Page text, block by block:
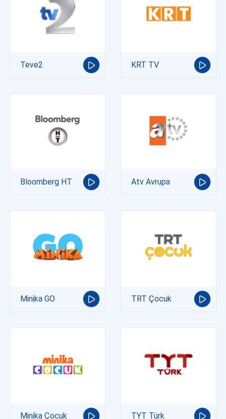
Teve2 KRT TV
Bloomberg HT Atv Avrupa
Minika GO TRT Çocuk
Minika Çocuk TYT Türk